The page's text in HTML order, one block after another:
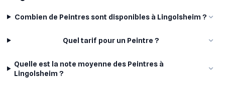
Combien de Peintres sont disponibles à Lingolsheim ?
Quel tarif pour un Peintre ?
Quelle est la note moyenne des Peintres à
Lingolsheim ?